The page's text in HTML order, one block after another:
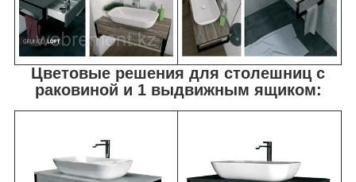
Цветовые решения для столешниц с
раковиной и 1 выдвижным ящиком: